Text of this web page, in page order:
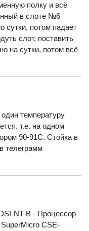
полку и всё
в слоте №6
сутки, потом падает
слот, поставить
на сутки, потом всё
температуру
т.е. на одном
90-91С. Стойка в
телеграмм
NT-B - Процессор
CSE-